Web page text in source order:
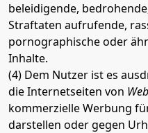
beleidigende,
Straftaten aufrufende,
pornographische oder
Inhalte.
(4) Dem Nutzer ist es
die Internetseiten von
kommerzielle Werbung
darstellen oder gegen